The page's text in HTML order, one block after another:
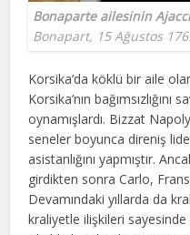
Bonaparte ailesinin
Bonapart, 15 Ağustos
Korsika’da köklü bir aile
Korsika’nın
oynamışlardı. Bizzat
seneler boyunca direniş
asistanlığını yapmıştır.
girdikten sonra Carlo,
Devamındaki yıllarda da
kraliyetle ilişkileri